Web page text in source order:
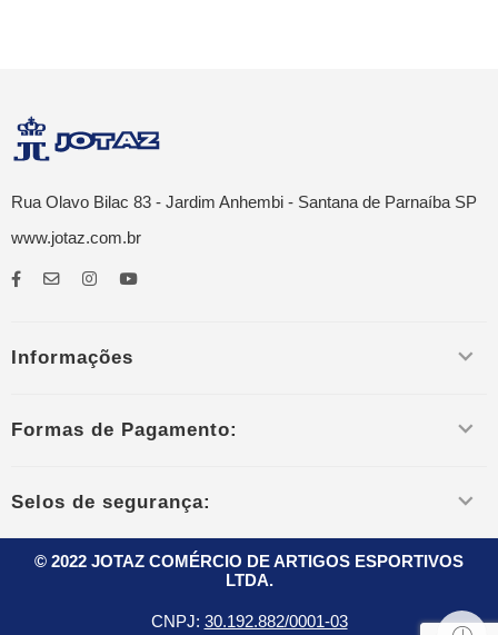
Rua Olavo Bilac 83 - Jardim Anhembi - Santana de Parnaíba SP
www.jotaz.com.br
Informações
Formas de Pagamento:
Selos de segurança:
© 2022 JOTAZ COMÉRCIO DE ARTIGOS ESPORTIVOS
LTDA.
CNPJ: 30.192.882/0001-03